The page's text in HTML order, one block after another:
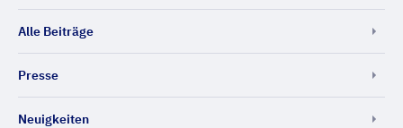
Alle Beiträge
Presse
Neuigkeiten